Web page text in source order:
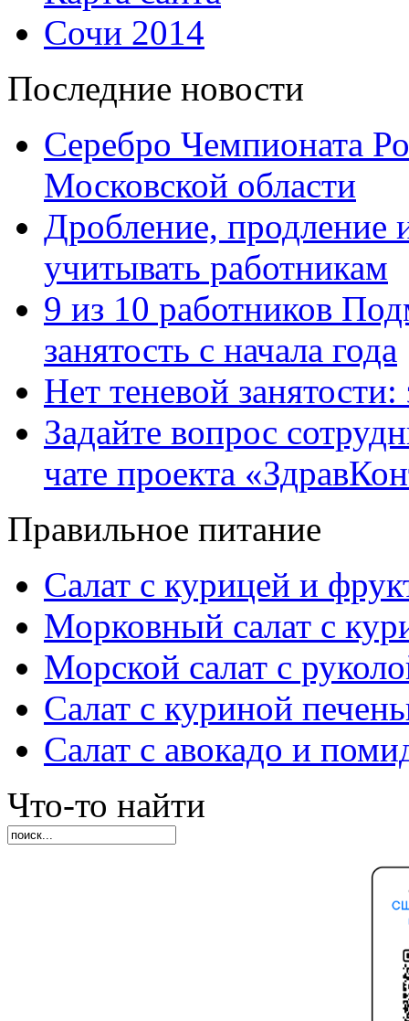
Сочи 2014
Последние новости
Серебро Чемпионата
Московской области
Дробление, продление
учитывать работникам
9 из 10 работников
занятость с начала года
Нет теневой
Задайте вопрос
чате проекта
Правильное питание
Салат с курицей и
Морковный салат с
Морской салат с
Салат с куриной
Салат с авокадо и
Что-то найти